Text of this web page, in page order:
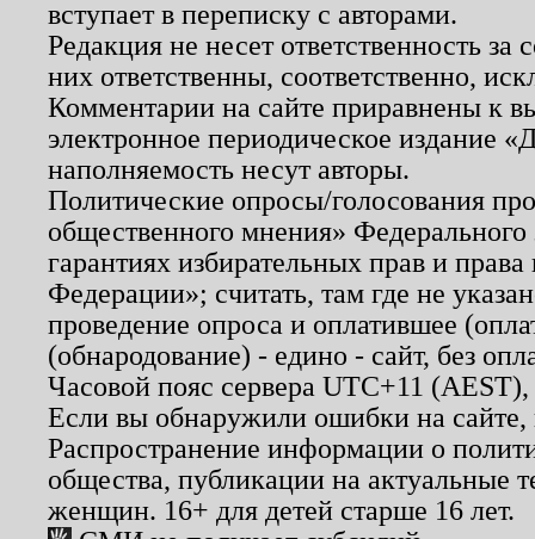
вступает в переписку с авторами.
Редакция не несет ответственность
них ответственны, соответственно,
Комментарии на сайте приравнены к
электронное периодическое издание
наполняемость несут авторы.
Политические опросы/голосования
общественного мнения»
гарантиях избирательных прав и
Федерации»; считать, там где не
проведение опроса и оплатившее
(обнародование) - едино - сайт, без
Часовой пояс сервера UTC+11
Если вы обнаружили ошибки на
Распространение информации о
общества, публикации на актуальные
женщин. 16+ для детей старше 16 лет.